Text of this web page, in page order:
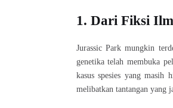
1. Dari Fiksi
Jurassic Park mungkin
genetika telah membuka
kasus spesies yang masih
melibatkan tantangan yang